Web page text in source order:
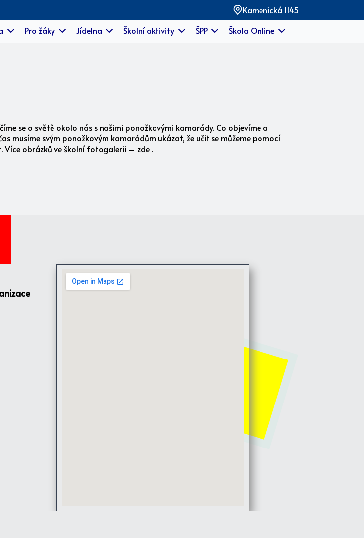
Kamenická 1145
Pro žáky Jídelna Školní aktivity ŠPP Škola Online
se o světě okolo nás s našimi ponožkovými kamarády. Co objevíme a
musíme svým ponožkovým kamarádům ukázat, že učit se můžeme pomocí
Více obrázků ve školní fotogalerii – zde .